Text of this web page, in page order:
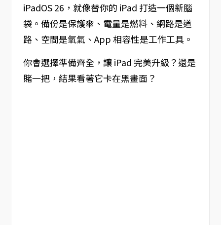
iPadOS 26，就像替你的 iPad 打造一個新腦
袋。備份是保護傘、電量是燃料、網路是道
路、空間是氧氣、App 相容性是工作工具。
你會選擇準備齊全，讓 iPad 完美升級？還是
賭一把，結果看著它卡在黑畫面？